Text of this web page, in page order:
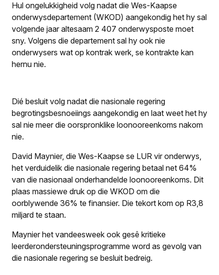
Hul ongelukkigheid volg nadat die Wes-Kaapse
onderwysdepartement (WKOD) aangekondig het hy sal
volgende jaar altesaam 2 407 onderwysposte moet
sny. Volgens die departement sal hy ook nie
onderwysers wat op kontrak werk, se kontrakte kan
hernu nie.
Dié besluit volg nadat die nasionale regering
begrotingsbesnoeiings aangekondig en laat weet het hy
sal nie meer die oorspronklike loonooreenkoms nakom
nie.
David Maynier, die Wes-Kaapse se LUR vir onderwys,
het verduidelik die nasionale regering betaal net 64%
van die nasionaal onderhandelde loonooreenkoms. Dit
plaas massiewe druk op die WKOD om die
oorblywende 36% te finansier. Die tekort kom op R3,8
miljard te staan.
Maynier het vandeesweek ook gesê kritieke
leerderondersteunings­programme word as gevolg van
die nasionale regering se besluit bedreig.